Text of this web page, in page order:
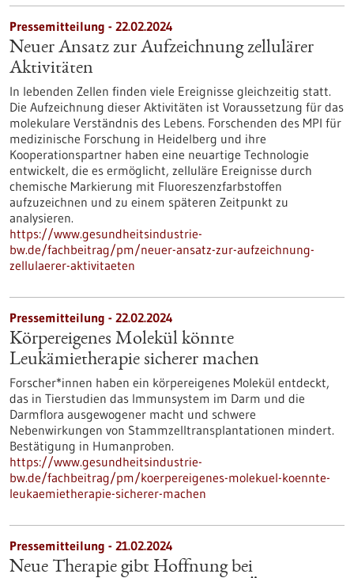
Pressemitteilung - 22.02.2024
Neuer Ansatz zur Aufzeichnung zellulärer
Aktivitäten
In lebenden Zellen finden viele Ereignisse gleichzeitig statt.
Die Aufzeichnung dieser Aktivitäten ist Voraussetzung für das
molekulare Verständnis des Lebens. Forschenden des MPI für
medizinische Forschung in Heidelberg und ihre
Kooperationspartner haben eine neuartige Technologie
entwickelt, die es ermöglicht, zelluläre Ereignisse durch
chemische Markierung mit Fluoreszenzfarbstoffen
aufzuzeichnen und zu einem späteren Zeitpunkt zu
analysieren.
https://www.gesundheitsindustrie-
bw.de/fachbeitrag/pm/neuer-ansatz-zur-aufzeichnung-
zellulaerer-aktivitaeten
Pressemitteilung - 22.02.2024
Körpereigenes Molekül könnte
Leukämietherapie sicherer machen
Forscher*innen haben ein körpereigenes Molekül entdeckt,
das in Tierstudien das Immunsystem im Darm und die
Darmflora ausgewogener macht und schwere
Nebenwirkungen von Stammzelltransplantationen mindert.
Bestätigung in Humanproben.
https://www.gesundheitsindustrie-
bw.de/fachbeitrag/pm/koerpereigenes-molekuel-koennte-
leukaemietherapie-sicherer-machen
Pressemitteilung - 21.02.2024
Neue Therapie gibt Hoffnung bei